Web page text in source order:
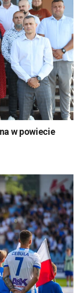
w powiecie